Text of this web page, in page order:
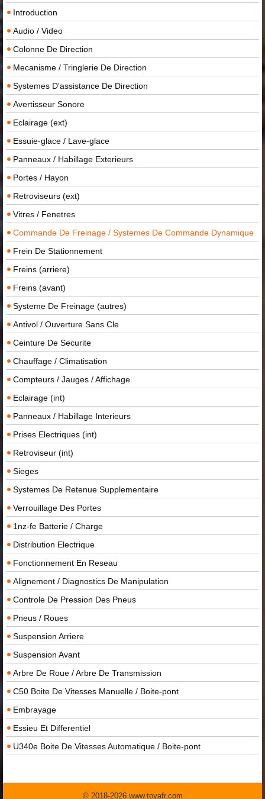
Introduction
Audio / Video
Colonne De Direction
Mecanisme / Tringlerie De Direction
Systemes D'assistance De Direction
Avertisseur Sonore
Eclairage (ext)
Essuie-glace / Lave-glace
Panneaux / Habillage Exterieurs
Portes / Hayon
Retroviseurs (ext)
Vitres / Fenetres
Commande De Freinage / Systemes De Commande Dynamique
Frein De Stationnement
Freins (arriere)
Freins (avant)
Systeme De Freinage (autres)
Antivol / Ouverture Sans Cle
Ceinture De Securite
Chauffage / Climatisation
Compteurs / Jauges / Affichage
Eclairage (int)
Panneaux / Habillage Interieurs
Prises Electriques (int)
Retroviseur (int)
Sieges
Systemes De Retenue Supplementaire
Verrouillage Des Portes
1nz-fe Batterie / Charge
Distribution Electrique
Fonctionnement En Reseau
Alignement / Diagnostics De Manipulation
Controle De Pression Des Pneus
Pneus / Roues
Suspension Arriere
Suspension Avant
Arbre De Roue / Arbre De Transmission
C50 Boite De Vitesses Manuelle / Boite-pont
Embrayage
Essieu Et Differentiel
U340e Boite De Vitesses Automatique / Boite-pont
© 2018-2026 www.toyafr.com